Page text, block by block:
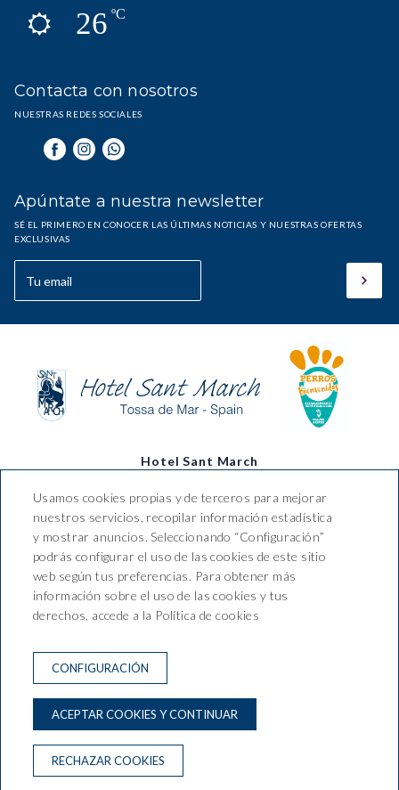
26ºC
Contacta con nosotros
NUESTRAS REDES SOCIALES
Apúntate a nuestra newsletter
SÉ EL PRIMERO EN CONOCER LAS ÚLTIMAS NOTICIAS Y NUESTRAS OFERTAS
EXCLUSIVAS
Hotel Sant March
Av. Pelegrí, nº 2 Tossa de Mar,
CP 17320, Girona (España)
T. +34 972 34 00 78 / 680 224
037
info@hotelsantmarch.com
HG-000379
CONDICIONES DE RESERVA
AVISO LEGAL
POLÍTICA DE PRIVACIDAD
POLÍTICA DE COOKIES
Usamos cookies propias y de terceros para mejorar
nuestros servicios, recopilar información estadística
y mostrar anuncios. Seleccionando “Configuración”
podrás configurar el uso de las cookies de este sitio
web según tus preferencias. Para obtener más
información sobre el uso de las cookies y tus
derechos, accede a la Política de cookies
CONFIGURACIÓN
ACEPTAR COOKIES Y CONTINUAR
RECHAZAR COOKIES